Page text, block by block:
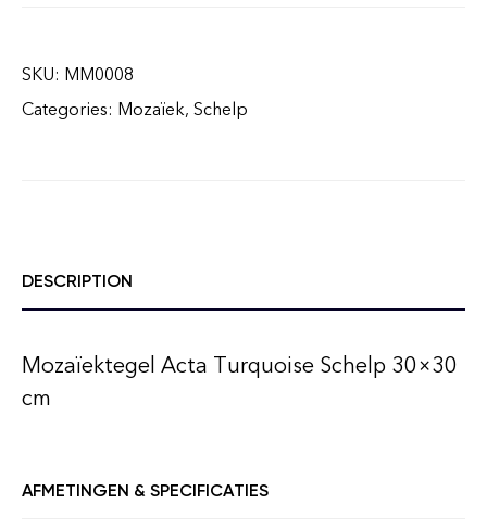
SKU: MM0008
Categories: Mozaïek, Schelp
DESCRIPTION
Mozaïektegel Acta Turquoise Schelp 30×30
cm
AFMETINGEN & SPECIFICATIES